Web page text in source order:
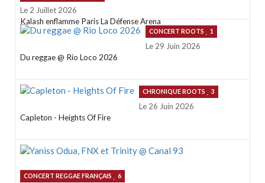
Le 2 Juillet 2026
Kalash enflamme Paris La Défense Arena
CONCERT ROOTS 1
Le 29 Juin 2026
Du reggae @ Rio Loco 2026
CHRONIQUE ROOTS 3
Le 26 Juin 2026
Capleton - Heights Of Fire
CONCERT REGGAE FRANÇAIS 6